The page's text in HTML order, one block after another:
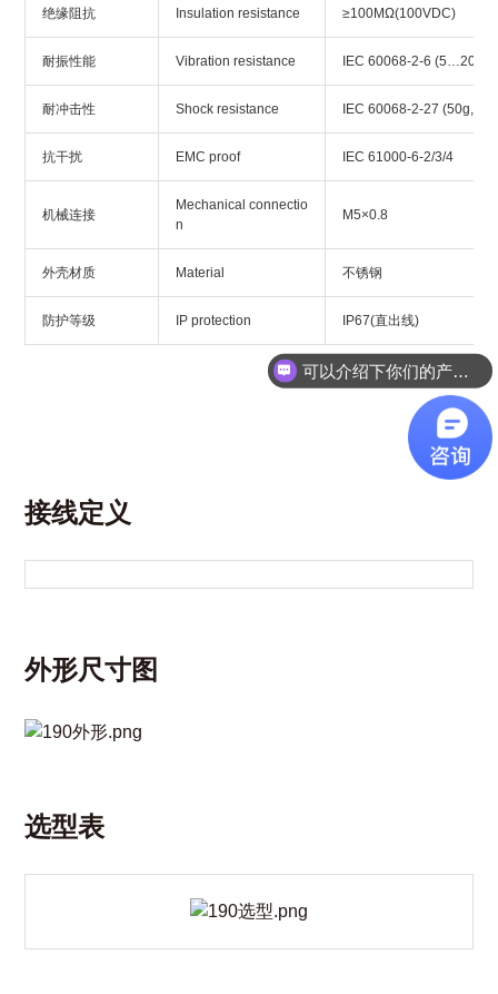
绝缘阻抗 Insulation resistance ≥100MΩ(100VDC)
耐振性能 Vibration resistance IEC 60068-2-6
耐冲击性 Shock resistance IEC 60068-2-27 (50g,
抗干扰 EMC proof IEC 61000-6-2/3/4
机械连接
Mechanical connectio
n
M5×0.8
外壳材质 Material 不锈钢
防护等级 IP protection IP67(直出线)
接线定义
外形尺寸图
选型表
可以介绍下你们的产品么？